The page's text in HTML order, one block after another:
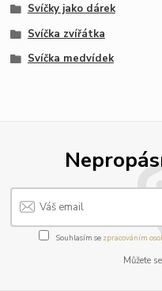
Svíčky jako dárek
Svíčka zvířátka
Svíčka medvídek
Souhlasím se zpracováním
Můžete